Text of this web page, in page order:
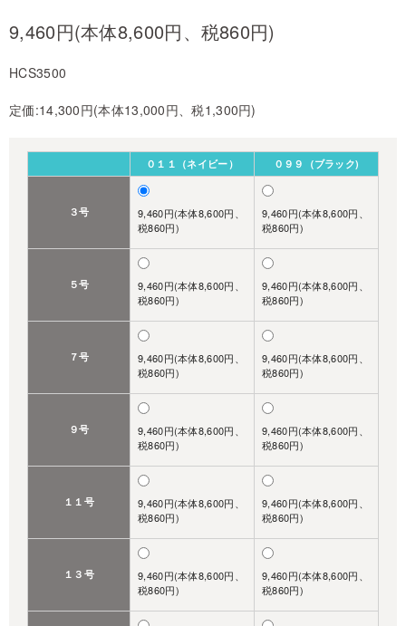
9,460円(本体8,600円、税860円)
HCS3500
定価:14,300円(本体13,000円、税1,300円)
０１１（ネイビー） ０９９（ブラック)
３号
9,460円(本体8,600円、
税860円)
9,460円(本体8,600円、
税860円)
５号
9,460円(本体8,600円、
税860円)
9,460円(本体8,600円、
税860円)
７号
9,460円(本体8,600円、
税860円)
9,460円(本体8,600円、
税860円)
９号
9,460円(本体8,600円、
税860円)
9,460円(本体8,600円、
税860円)
１１号
9,460円(本体8,600円、
税860円)
9,460円(本体8,600円、
税860円)
１３号
9,460円(本体8,600円、
税860円)
9,460円(本体8,600円、
税860円)